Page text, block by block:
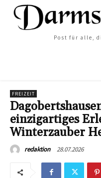
Post für alle,
FREIZEIT
einzigartiges
Winterzauber
redaktion 28.07.2026